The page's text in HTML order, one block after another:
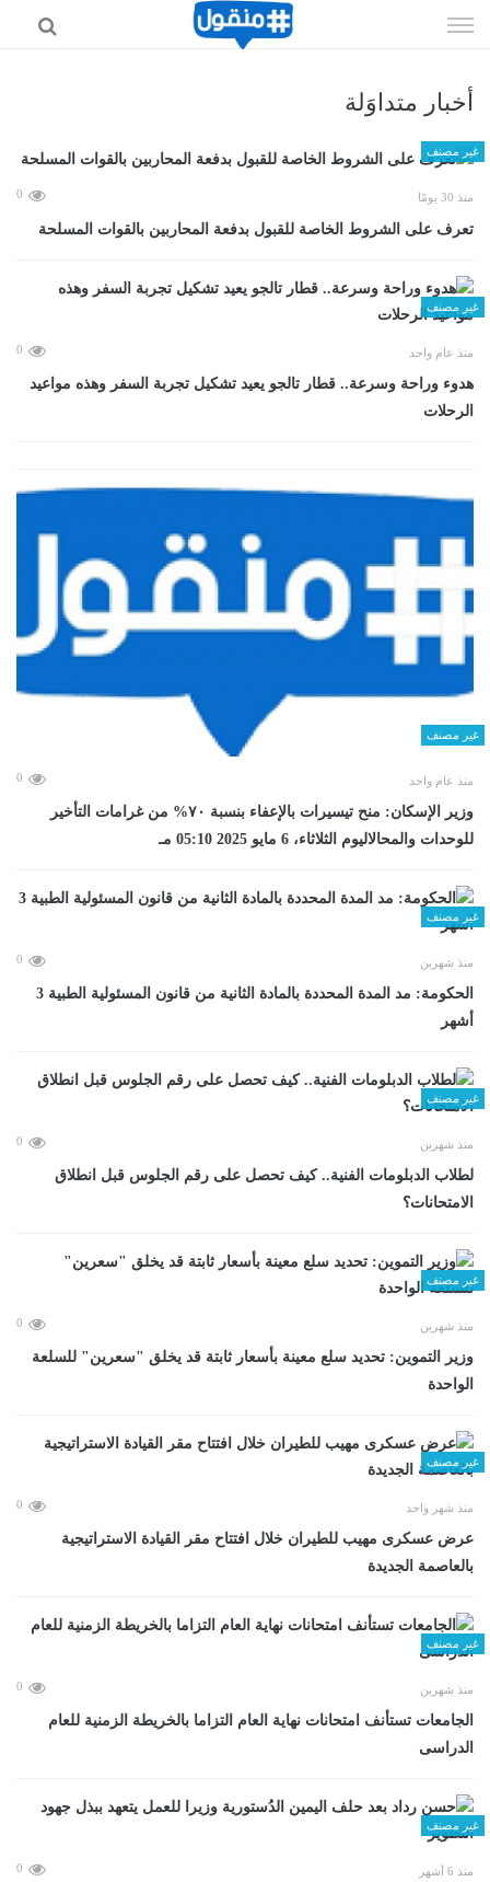
الى
أخبار متداوَلة
غير مصنف
منذ 30 يومًا 0
تعرف على الشروط الخاصة للقبول بدفعة المحاربين بالقوات المسلحة
غير مصنف
منذ عام واحد 0
هدوء وراحة وسرعة.. قطار تالجو يعيد تشكيل تجربة السفر وهذه مواعيد
الرحلات
غير مصنف
منذ عام واحد 0
وزير الإسكان: منح تيسيرات بالإعفاء بنسبة ٧٠% من غرامات التأخير
للوحدات والمحالاليوم الثلاثاء، 6 مايو 2025 05:10 مـ
غير مصنف
منذ شهرين 0
الحكومة: مد المدة المحددة بالمادة الثانية من قانون المسئولية الطبية 3
أشهر
غير مصنف
منذ شهرين 0
لطلاب الدبلومات الفنية.. كيف تحصل على رقم الجلوس قبل انطلاق
الامتحانات؟
غير مصنف
منذ شهرين 0
وزير التموين: تحديد سلع معينة بأسعار ثابتة قد يخلق "سعرين" للسلعة
الواحدة
غير مصنف
منذ شهر واحد 0
عرض عسكرى مهيب للطيران خلال افتتاح مقر القيادة الاستراتيجية
بالعاصمة الجديدة
غير مصنف
منذ شهرين 0
الجامعات تستأنف امتحانات نهاية العام التزاما بالخريطة الزمنية للعام
الدراسى
غير مصنف
منذ 6 أشهر 0